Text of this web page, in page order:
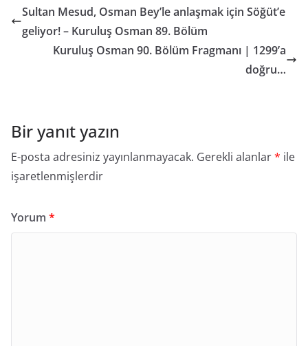
Sultan Mesud, Osman Bey’le anlaşmak için Söğüt’e
geliyor! – Kuruluş Osman 89. Bölüm
Kuruluş Osman 90. Bölüm Fragmanı | 1299’a
doğru…
Bir yanıt yazın
E-posta adresiniz yayınlanmayacak. Gerekli alanlar* ile
işaretlenmişlerdir
Yorum *